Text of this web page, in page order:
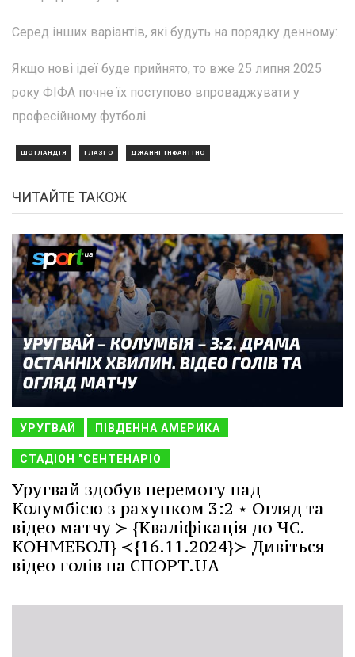
Серед інших варіантів, які будуть на порядку денному:
Якщо нові ідеї буде прийнято, то вже 25 липня 2025
року ФІФА почне їх поступово впроваджувати у
професійному футболі.
ШОТЛАНДІЯ ГЛАЗГО ДЖАННІ ІНФАНТІНО
ЧИТАЙТЕ ТАКОЖ
УРУГВАЙ ПІВДЕННА АМЕРИКА
СТАДІОН "СЕНТЕНАРІО
Уругвай здобув перемогу над
Колумбією з рахунком 3:2 ⋆ Огляд та
відео матчу ≻ {Кваліфікація до ЧС.
КОНМЕБОЛ} ≺{16.11.2024}≻ Дивіться
відео голів на СПОРТ.UA